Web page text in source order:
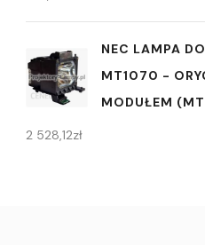
NEC LAMPA
MT1070 -
MODUŁEM
2 528,12zł